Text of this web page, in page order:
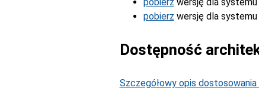
pobierz wersję dla systemu
Dostępność
Szczegółowy opis